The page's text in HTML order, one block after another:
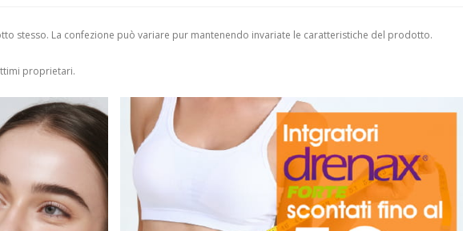
stesso. La confezione può variare pur mantenendo invariate le caratteristiche del prodotto.
proprietari.